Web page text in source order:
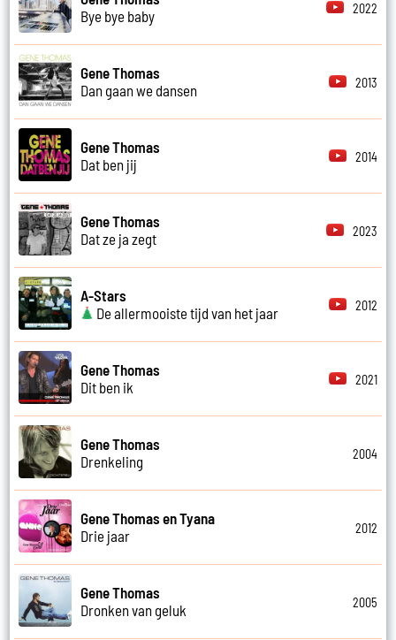
Bye bye baby
2022
Gene Thomas
Dan gaan we dansen
2013
Gene Thomas
Dat ben jij
2014
Gene Thomas
Dat ze ja zegt
2023
A-Stars
De allermooiste tijd van het jaar
2012
Gene Thomas
Dit ben ik
2021
Gene Thomas
Drenkeling
2004
Gene Thomas en Tyana
Drie jaar
2012
Gene Thomas
Dronken van geluk
2005